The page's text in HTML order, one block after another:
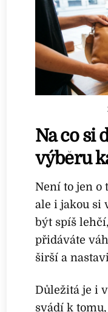
Na co si
výběru
Není to jen o
ale i jakou si
být spíš
přidáváte
širší a
Důležitá je i
svádí k